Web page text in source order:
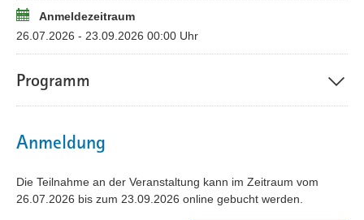
Anmeldezeitraum
26.07.2026 - 23.09.2026 00:00 Uhr
Programm
Anmeldung
Die Teilnahme an der Veranstaltung kann im Zeitraum vom
26.07.2026 bis zum 23.09.2026 online gebucht werden.